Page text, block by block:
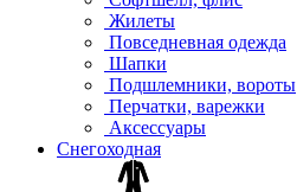
Жилеты
Повседневная одежда
Шапки
Подшлемники, вороты
Перчатки, варежки
Аксессуары
Снегоходная